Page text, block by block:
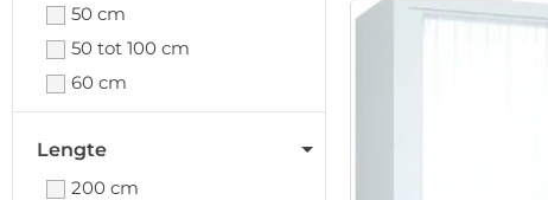
50 cm
50 tot 100 cm
60 cm
74
Lengte
200 cm